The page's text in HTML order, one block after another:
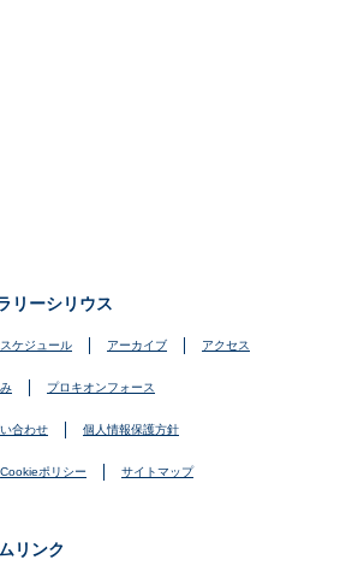
リーシリウス
ケジュール アーカイブ アクセス
プロキオンフォース
合わせ 個人情報保護方針
Cookieポリシー サイトマップ
リンク